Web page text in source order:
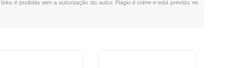
é proibida sem a autorização do autor. Plágio é crime e está previsto no